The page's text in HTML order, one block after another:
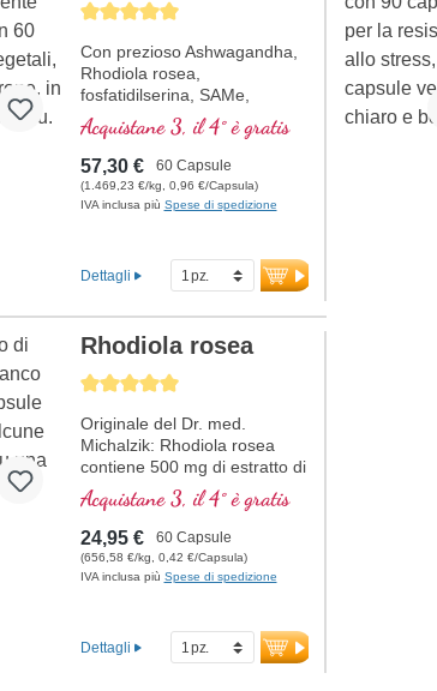
Average rating of 5 out of 5 stars
Con prezioso Ashwagandha,
Rhodiola rosea,
fosfatidilserina, SAMe,
Omega 3 e vitamina B12, che
contribuisce ad una funzione
normale della psiche
Acquistane 3, il 4° è gratis
57,30 € 60 Capsule
(1.469,23 €/kg, 0,96 €/Capsula)
IVA inclusa più Spese di spedizione
Dettagli
Average rating of 5 out of 5 stars
Rhodiola rosea
Originale del Dr. med.
Michalzik: Rhodiola rosea
contiene 500 mg di estratto di
Rhodiola rosea e 15 mg di
rosavina per dose giornaliera
(1 capsula). Questo estratto
di alta qualità è privo di
additivi ed è prodotto in
più informazioni su
Acquistane 3, il 4° è gratis
24,95 € 60 Capsule
(656,58 €/kg, 0,42 €/Capsula)
IVA inclusa più Spese di spedizione
Dettagli